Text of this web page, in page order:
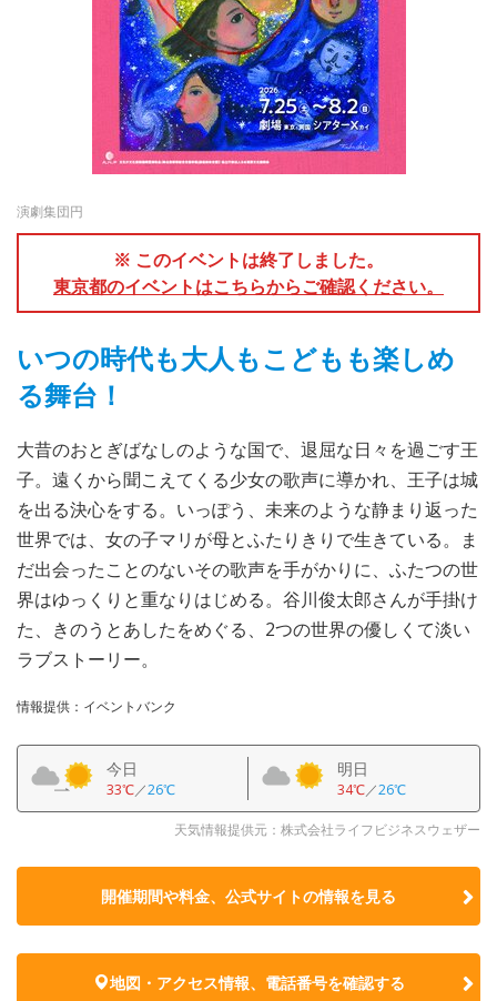
演劇集団円
※ このイベントは終了しました。
東京都のイベントはこちらからご確認ください。
いつの時代も大人もこどもも楽しめ
る舞台！
大昔のおとぎばなしのような国で、退屈な日々を過ごす王
子。遠くから聞こえてくる少女の歌声に導かれ、王子は城
を出る決心をする。いっぽう、未来のような静まり返った
世界では、女の子マリが母とふたりきりで生きている。ま
だ出会ったことのないその歌声を手がかりに、ふたつの世
界はゆっくりと重なりはじめる。谷川俊太郎さんが手掛け
た、きのうとあしたをめぐる、2つの世界の優しくて淡い
ラブストーリー。
情報提供：イベントバンク
今日
33℃／26℃
明日
34℃／26℃
天気情報提供元：株式会社ライフビジネスウェザー
開催期間や料金、公式サイトの情報を見る
地図・アクセス情報、電話番号を確認する